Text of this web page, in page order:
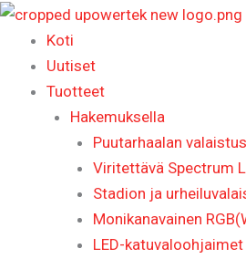
Siirry
sisältöön
Koti
Uutiset
Tuotteet
Hakemuksella
Puutarhaalan
Viritettävä Spectrum
Stadion ja
Monikanavainen
LED-katuvaloohjaimet